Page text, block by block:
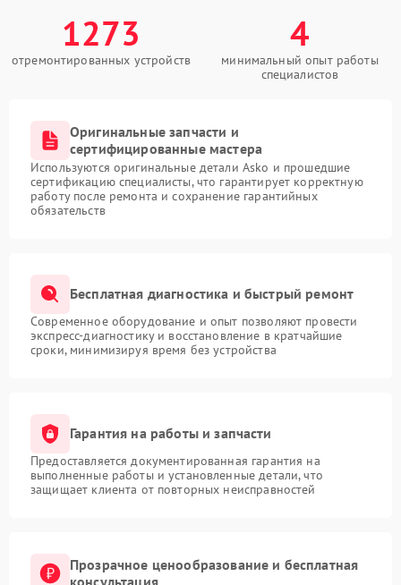
1273
отремонтированных устройств
4
минимальный опыт работы
специалистов
Оригинальные запчасти и
сертифицированные мастера
Используются оригинальные детали Asko и прошедшие
сертификацию специалисты, что гарантирует корректную
работу после ремонта и сохранение гарантийных
обязательств
Бесплатная диагностика и быстрый ремонт
Современное оборудование и опыт позволяют провести
экспресс-диагностику и восстановление в кратчайшие
сроки, минимизируя время без устройства
Гарантия на работы и запчасти
Предоставляется документированная гарантия на
выполненные работы и установленные детали, что
защищает клиента от повторных неисправностей
Прозрачное ценообразование и бесплатная
консультация